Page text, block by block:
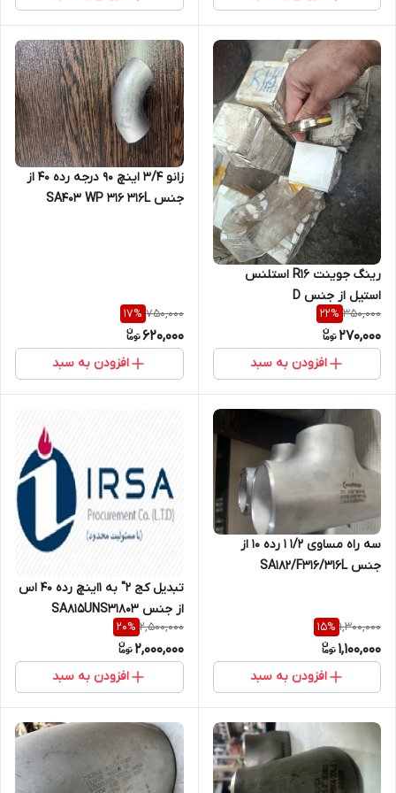
رینگ جوینت R16 استلنس
استیل از جنس D
350,000
22%
270,000
افزودن به سبد
زانو 3/4 اینچ 90 درجه رده 40 از
جنس SA403 WP 316 316L
750,000
17%
620,000
افزودن به سبد
سه راه مساوی 1/2 1 رده 10 از
جنس SA182/F316/316L
1,300,000
15%
1,100,000
افزودن به سبد
تبدیل کج 2" به 1اینچ رده 40 اس
از جنس SA815UNS31803
2,500,000
20%
2,000,000
افزودن به سبد